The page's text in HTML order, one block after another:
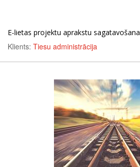
E-lietas projektu aprakstu sagatavošana
Klients: Tiesu administrācija